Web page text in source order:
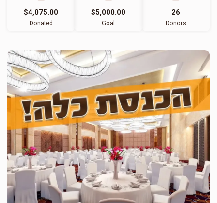
$4,075.00
Donated
$5,000.00
Goal
26
Donors